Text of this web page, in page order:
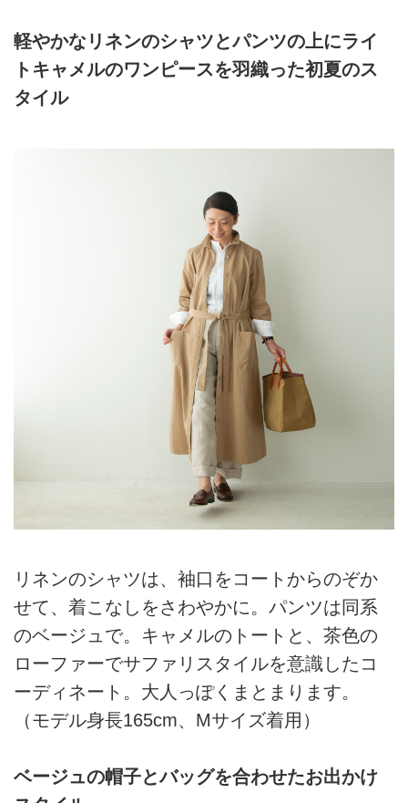
軽やかなリネンのシャツとパンツの上にライ
トキャメルのワンピースを羽織った初夏のス
タイル
リネンのシャツは、袖口をコートからのぞか
せて、着こなしをさわやかに。パンツは同系
のベージュで。キャメルのトートと、茶色の
ローファーでサファリスタイルを意識したコ
ーディネート。大人っぽくまとまります。
（モデル身長165cm、Mサイズ着用）
ベージュの帽子とバッグを合わせたお出かけ